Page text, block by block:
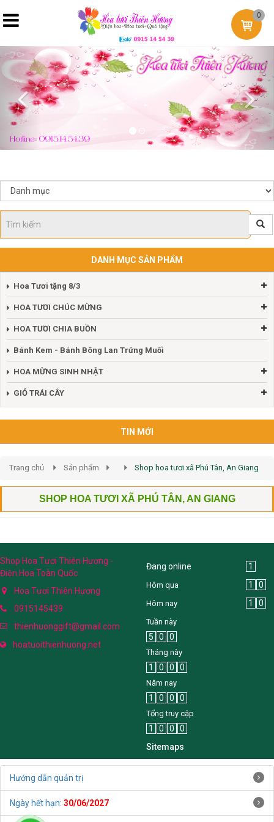
0
Previous
DANH MỤC SẢN PHẨM
Hoa Tươi tặng 8/3
HOA TƯƠI CHÚC MỪNG
HOA TƯƠI CHIA BUỒN
Bánh Kem - Bánh Bông Lan Trứng Muối
HOA MỪNG SINH NHẬT
GIỎ TRÁI CÂY
TIN MỚI
Trang chủ Sản phẩm Shop hoa tươi xã Phú Tân, An Giang
SHOP HOA TƯƠI XÃ PHÚ TÂN, AN GIANG
Shop Hoa Tươi Thiên Hương -
Điện Hoa Toàn Quốc
Hoa Tươi Thiên Hương
0915145439
thienhuonggift@gmail.com
hoatuoithienhuong.net
Đang online 1
Hôm qua 1 0
Hôm nay 1 0
Tuần này
5 0 0
Tháng này
1 0 0 0
Năm nay
1 0 0 0
Tổng truy cập
1 0 0
0
Sitemaps
Hướng dẫn quản trị
Ngày hết hạn: 30/06/2027